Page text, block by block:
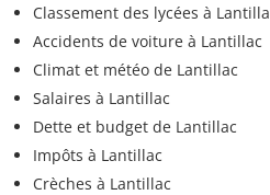
Classement des lycées à
Accidents de voiture à Lantillac
Climat et météo de Lantillac
Salaires à Lantillac
Dette et budget de Lantillac
Impôts à Lantillac
Crèches à Lantillac